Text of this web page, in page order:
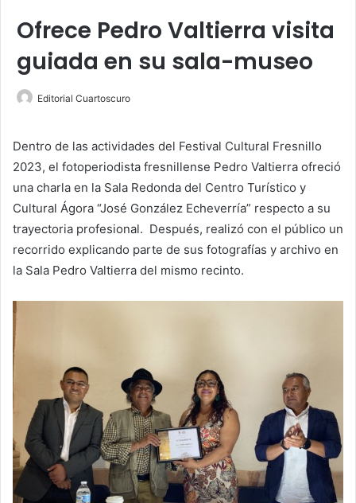
Ofrece Pedro Valtierra visita
guiada en su sala-museo
Editorial Cuartoscuro
Dentro de las actividades del Festival Cultural Fresnillo
2023, el fotoperiodista fresnillense Pedro Valtierra ofreció
una charla en la Sala Redonda del Centro Turístico y
Cultural Ágora “José González Echeverría” respecto a su
trayectoria profesional. Después, realizó con el público un
recorrido explicando parte de sus fotografías y archivo en
la Sala Pedro Valtierra del mismo recinto.